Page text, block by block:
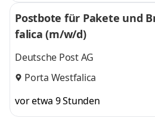
Postbote für Pakete und
falica (m/w/d)
Deutsche Post AG
Porta Westfalica
vor etwa 9 Stunden